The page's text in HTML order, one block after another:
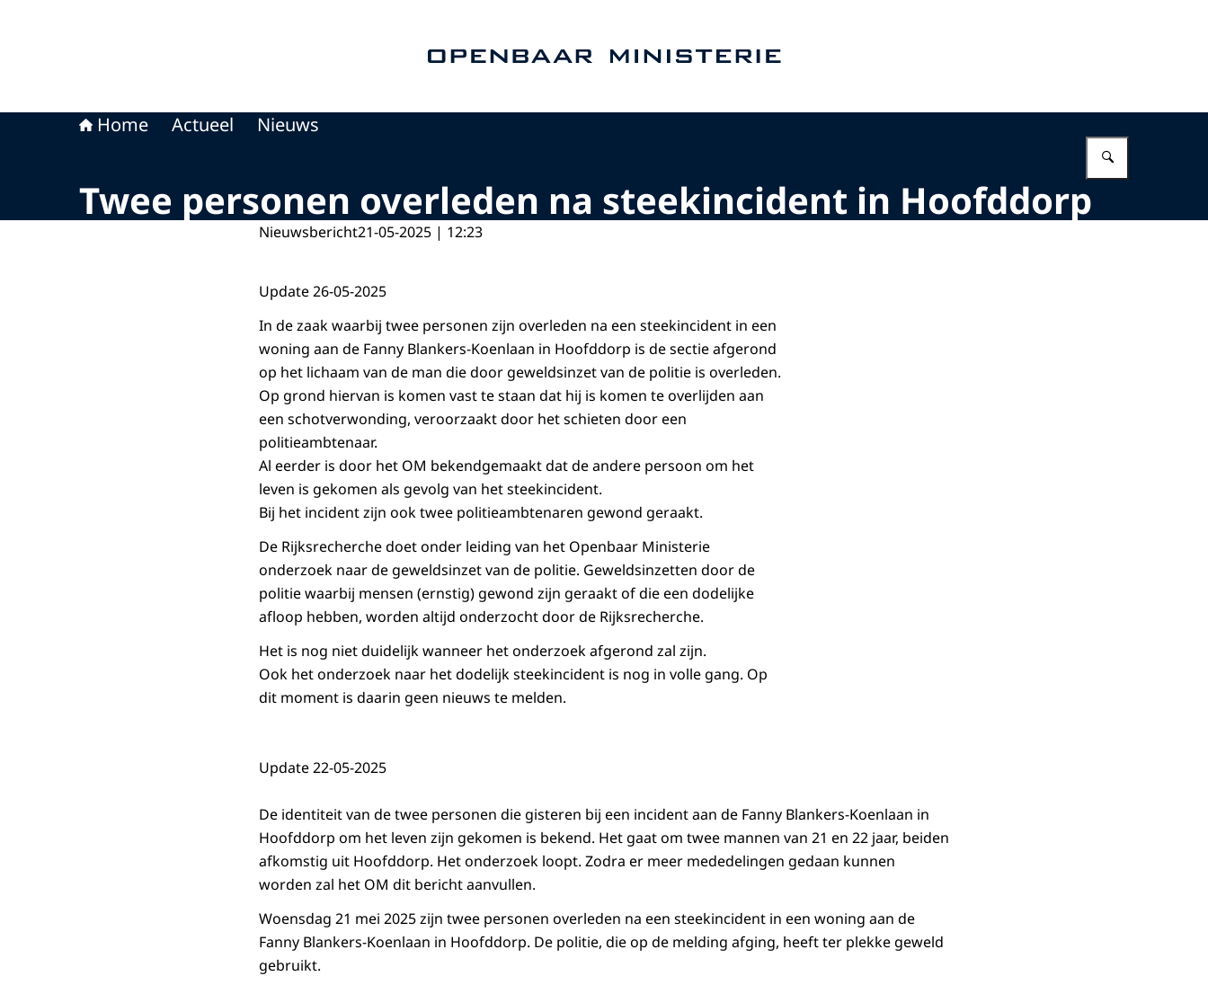
Home Actueel Nieuws
Twee personen overleden na steekincident in Hoofddorp
Nieuwsbericht21-05-2025 | 12:23
Update 26-05-2025
In de zaak waarbij twee personen zijn overleden na een steekincident in een
woning aan de Fanny Blankers-Koenlaan in Hoofddorp is de sectie afgerond
op het lichaam van de man die door geweldsinzet van de politie is overleden.
Op grond hiervan is komen vast te staan dat hij is komen te overlijden aan
een schotverwonding, veroorzaakt door het schieten door een
politieambtenaar.
Al eerder is door het OM bekendgemaakt dat de andere persoon om het
leven is gekomen als gevolg van het steekincident.
Bij het incident zijn ook twee politieambtenaren gewond geraakt.
De Rijksrecherche doet onder leiding van het Openbaar Ministerie
onderzoek naar de geweldsinzet van de politie. Geweldsinzetten door de
politie waarbij mensen (ernstig) gewond zijn geraakt of die een dodelijke
afloop hebben, worden altijd onderzocht door de Rijksrecherche.
Het is nog niet duidelijk wanneer het onderzoek afgerond zal zijn.
Ook het onderzoek naar het dodelijk steekincident is nog in volle gang. Op
dit moment is daarin geen nieuws te melden.
Update 22-05-2025
De identiteit van de twee personen die gisteren bij een incident aan de Fanny Blankers-Koenlaan in
Hoofddorp om het leven zijn gekomen is bekend. Het gaat om twee mannen van 21 en 22 jaar, beiden
afkomstig uit Hoofddorp. Het onderzoek loopt. Zodra er meer mededelingen gedaan kunnen
worden zal het OM dit bericht aanvullen.
Woensdag 21 mei 2025 zijn twee personen overleden na een steekincident in een woning aan de
Fanny Blankers-Koenlaan in Hoofddorp. De politie, die op de melding afging, heeft ter plekke geweld
gebruikt.